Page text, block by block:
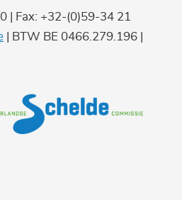
| Fax: +32-(0)59-34 21
| BTW BE 0466.279.196 |